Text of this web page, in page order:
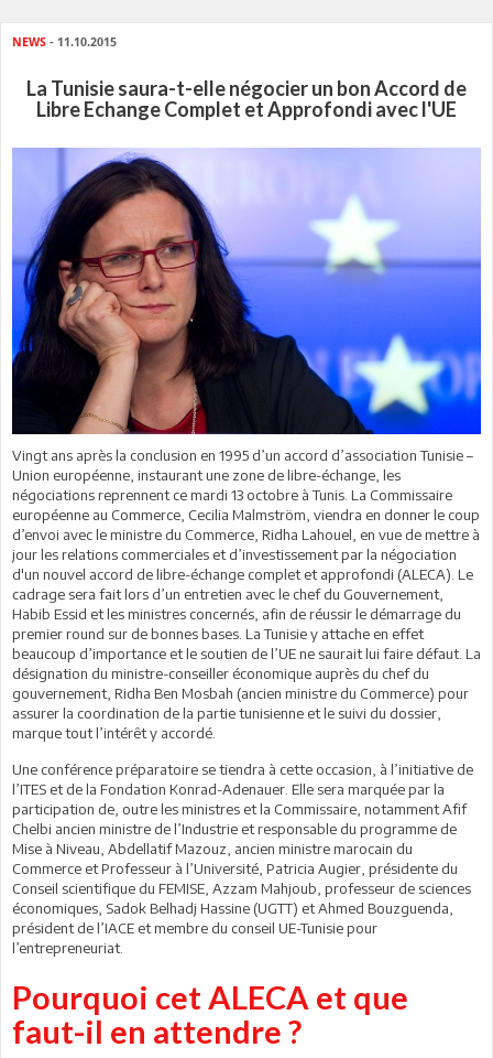
NEWS - 11.10.2015
La Tunisie saura-t-elle négocier un bon Accord de
Libre Echange Complet et Approfondi avec l'UE
Vingt ans après la conclusion en 1995 d’un accord d’association Tunisie –
Union européenne, instaurant une zone de libre-échange, les
négociations reprennent ce mardi 13 octobre à Tunis. La Commissaire
européenne au Commerce, Cecilia Malmström, viendra en donner le coup
d’envoi avec le ministre du Commerce, Ridha Lahouel, en vue de mettre à
jour les relations commerciales et d’investissement par la négociation
d'un nouvel accord de libre-échange complet et approfondi (ALECA). Le
cadrage sera fait lors d’un entretien avec le chef du Gouvernement,
Habib Essid et les ministres concernés, afin de réussir le démarrage du
premier round sur de bonnes bases. La Tunisie y attache en effet
beaucoup d’importance et le soutien de l’UE ne saurait lui faire défaut. La
désignation du ministre-conseiller économique auprès du chef du
gouvernement, Ridha Ben Mosbah (ancien ministre du Commerce) pour
assurer la coordination de la partie tunisienne et le suivi du dossier,
marque tout l’intérêt y accordé.
Une conférence préparatoire se tiendra à cette occasion, à l’initiative de
l’ITES et de la Fondation Konrad-Adenauer. Elle sera marquée par la
participation de, outre les ministres et la Commissaire, notamment Afif
Chelbi ancien ministre de l’Industrie et responsable du programme de
Mise à Niveau, Abdellatif Mazouz, ancien ministre marocain du
Commerce et Professeur à l’Université, Patricia Augier, présidente du
Conseil scientifique du FEMISE, Azzam Mahjoub, professeur de sciences
économiques, Sadok Belhadj Hassine (UGTT) et Ahmed Bouzguenda,
président de l’IACE et membre du conseil UE-Tunisie pour
l’entrepreneuriat.
Pourquoi cet ALECA et que
faut-il en attendre ?